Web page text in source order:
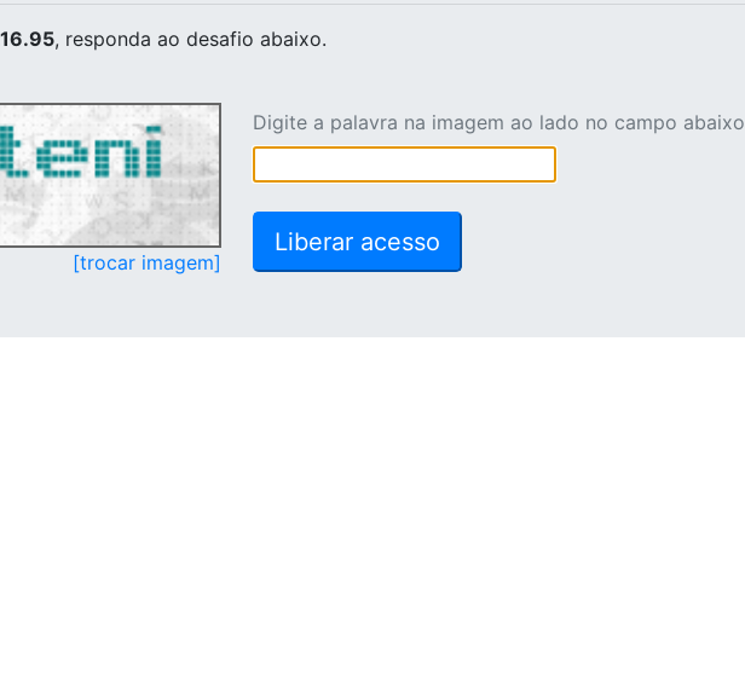
, responda ao desafio abaixo.
[trocar imagem]
Digite a palavra na imagem ao lado no campo abaixo